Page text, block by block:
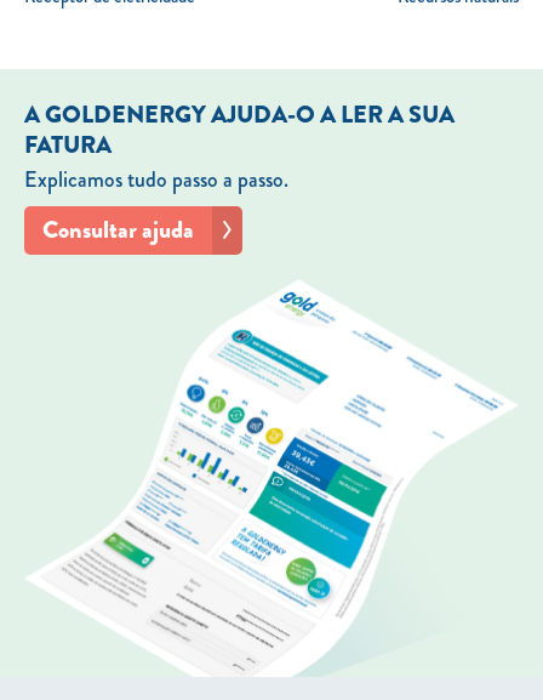
A GOLDENERGY AJUDA-O A LER A SUA
FATURA
Explicamos tudo passo a passo.
Consultar ajuda